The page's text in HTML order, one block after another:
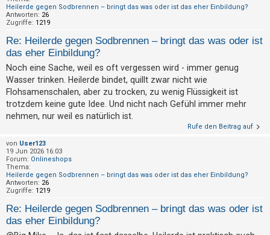
e
g
i
s
t
r
i
e
e
n
U
n
b
Heilerde gegen Sodbrennen – bringt das was oder ist das eher Einbildung?
Antworten: 26
Zugriffe: 1219
Re: Heilerde gegen Sodbrennen – bringt das was oder ist
das eher Einbildung?
Noch eine Sache, weil es oft vergessen wird - immer genug
Wasser trinken. Heilerde bindet, quillt zwar nicht wie
Flohsamenschalen, aber zu trocken, zu wenig Flüssigkeit ist
trotzdem keine gute Idee. Und nicht nach Gefühl immer mehr
nehmen, nur weil es natürlich ist.
Rufe den Beitrag auf
von User123
19 Jun 2026 16:03
Forum: Onlineshops
Thema:
Heilerde gegen Sodbrennen – bringt das was oder ist das eher Einbildung?
Antworten: 26
Zugriffe: 1219
Re: Heilerde gegen Sodbrennen – bringt das was oder ist
das eher Einbildung?